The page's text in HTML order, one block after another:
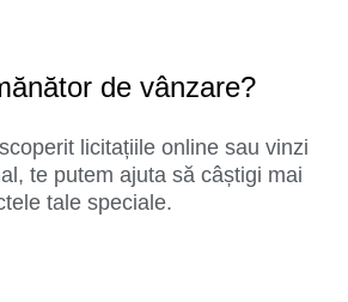
de vânzare?
licitațiile online sau vinzi
te putem ajuta să câștigi mai
tale speciale.